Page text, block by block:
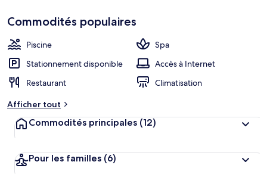
Commodités populaires
Piscine
Spa
Stationnement disponible
Accès à Internet
Restaurant
Climatisation
Afficher tout
Commodités principales (12)
Pour les familles (6)